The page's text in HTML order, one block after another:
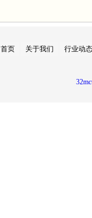
首页 关于我们 行业动态